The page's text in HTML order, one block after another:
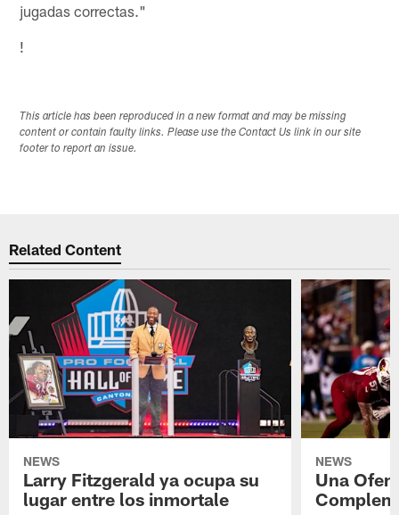
jugadas correctas."
!
This article has been reproduced in a new format and may be missing
content or contain faulty links. Please use the Contact Us link in our site
footer to report an issue.
Related Content
NEWS
Larry Fitzgerald ya ocupa su
lugar entre los inmortale
NEWS
Una